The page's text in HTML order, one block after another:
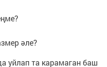
әле?
уйлап та карамаган баш